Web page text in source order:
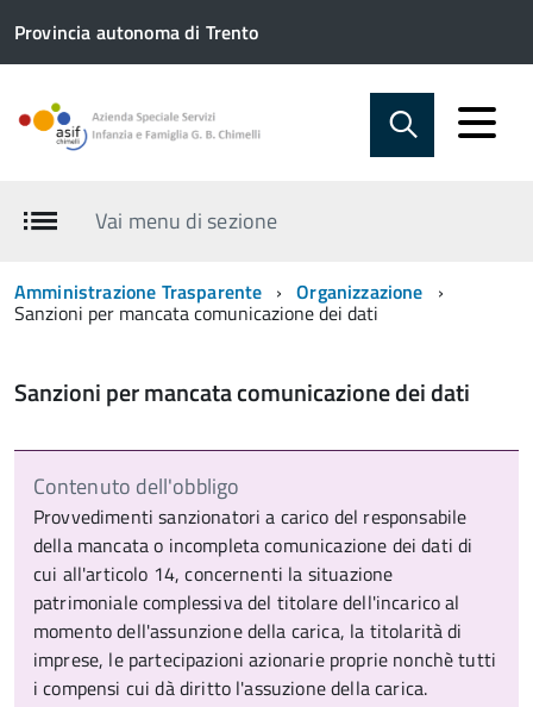
Provincia autonoma di Trento
Vai menu di sezione
Amministrazione Trasparente Organizzazione
Sanzioni per mancata comunicazione dei dati
Sanzioni per mancata comunicazione dei dati
Contenuto dell'obbligo
Provvedimenti sanzionatori a carico del responsabile
della mancata o incompleta comunicazione dei dati di
cui all'articolo 14, concernenti la situazione
patrimoniale complessiva del titolare dell'incarico al
momento dell'assunzione della carica, la titolarità di
imprese, le partecipazioni azionarie proprie nonchè tutti
i compensi cui dà diritto l'assuzione della carica.